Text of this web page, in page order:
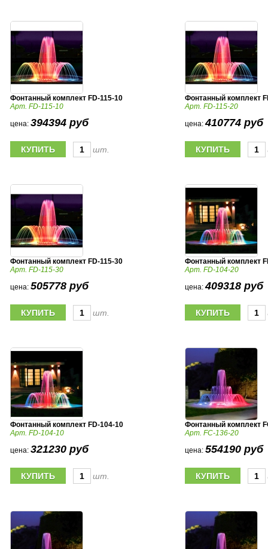
Фонтанный комплект FD-115-10
Арт. FD-115-10
цена: 394394 руб
шт.
Фонтанный комплект
Арт. FD-115-20
цена:410774 руб
Фонтанный комплект FD-115-30
Арт. FD-115-30
цена: 505778 руб
шт.
Фонтанный комплект
Арт. FD-104-20
цена:409318 руб
Фонтанный комплект FD-104-10
Арт. FD-104-10
цена: 321230 руб
шт.
Фонтанный комплект
Арт. FC-136-20
цена: 554190 руб